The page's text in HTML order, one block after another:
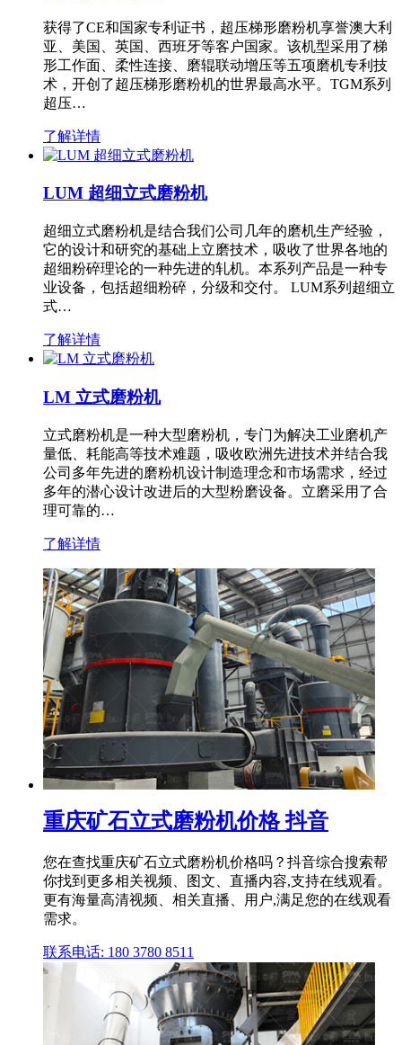
获得了CE和国家专利证书，超压梯形磨粉机享誉澳大利
亚、美国、英国、西班牙等客户国家。该机型采用了梯
形工作面、柔性连接、磨辊联动增压等五项磨机专利技
术，开创了超压梯形磨粉机的世界最高水平。TGM系列
超压…
了解详情
LUM 超细立式磨粉机
超细立式磨粉机是结合我们公司几年的磨机生产经验，
它的设计和研究的基础上立磨技术，吸收了世界各地的
超细粉碎理论的一种先进的轧机。本系列产品是一种专
业设备，包括超细粉碎，分级和交付。 LUM系列超细立
式…
了解详情
LM 立式磨粉机
立式磨粉机是一种大型磨粉机，专门为解决工业磨机产
量低、耗能高等技术难题，吸收欧洲先进技术并结合我
公司多年先进的磨粉机设计制造理念和市场需求，经过
多年的潜心设计改进后的大型粉磨设备。立磨采用了合
理可靠的…
了解详情
重庆矿石立式磨粉机价格 抖音
您在查找重庆矿石立式磨粉机价格吗？抖音综合搜索帮
你找到更多相关视频、图文、直播内容,支持在线观看。
更有海量高清视频、相关直播、用户,满足您的在线观看
需求。
联系电话: 180 3780 8511